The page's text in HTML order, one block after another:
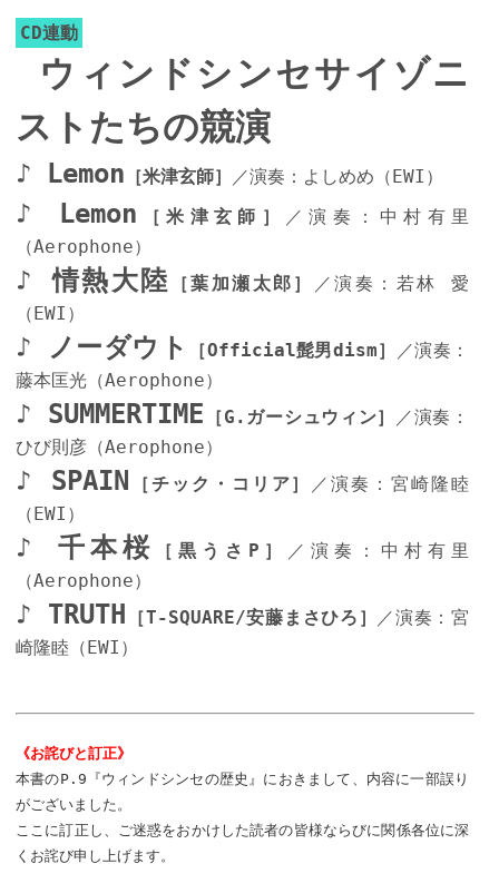
CD連動
ウィンドシンセサイゾニ
ストたちの競演
♪ Lemon ［米津玄師］ ／演奏：よしめめ（EWI）
♪ Lemon ［米津玄師］
／演奏：中村有里
（Aerophone）
♪ 情熱大陸 ［葉加瀬太郎］
／演奏：若林 愛
（EWI）
♪ ノーダウト ［Official髭男dism］
／演奏：
藤本匡光（Aerophone）
♪ SUMMERTIME ［G.ガーシュウィン］
／演奏：
ひび則彦（Aerophone）
♪ SPAIN ［チック・コリア］
／演奏：宮崎隆睦
（EWI）
♪ 千本桜 ［黒うさP］
／演奏：中村有里
（Aerophone）
♪ TRUTH ［T-SQUARE/安藤まさひろ］
／演奏：宮
崎隆睦（EWI）
《お詫びと訂正》
本書のP.9『ウィンドシンセの歴史』におきまして、内容に一部誤り
がございました。
ここに訂正し、ご迷惑をおかけした読者の皆様ならびに関係各位に深
くお詫び申し上げます。